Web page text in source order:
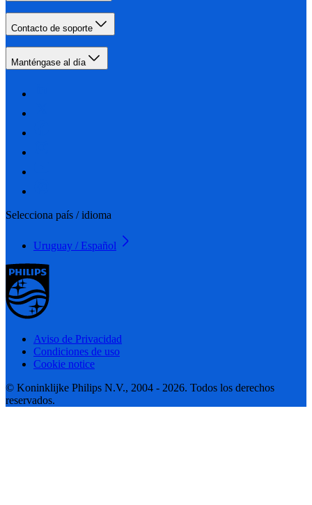
Contacto de soporte
Manténgase al día
Selecciona país / idioma
Uruguay / Español
Aviso de Privacidad
Condiciones de uso
Cookie notice
© Koninklijke Philips N.V., 2004 - 2026. Todos los derechos
reservados.